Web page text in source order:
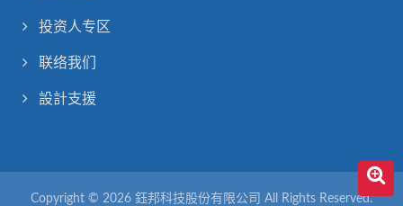
投资人专区
联络我们
設計支援
Copyright © 2026 鈺邦科技股份有限公司 All Rights Reserved.